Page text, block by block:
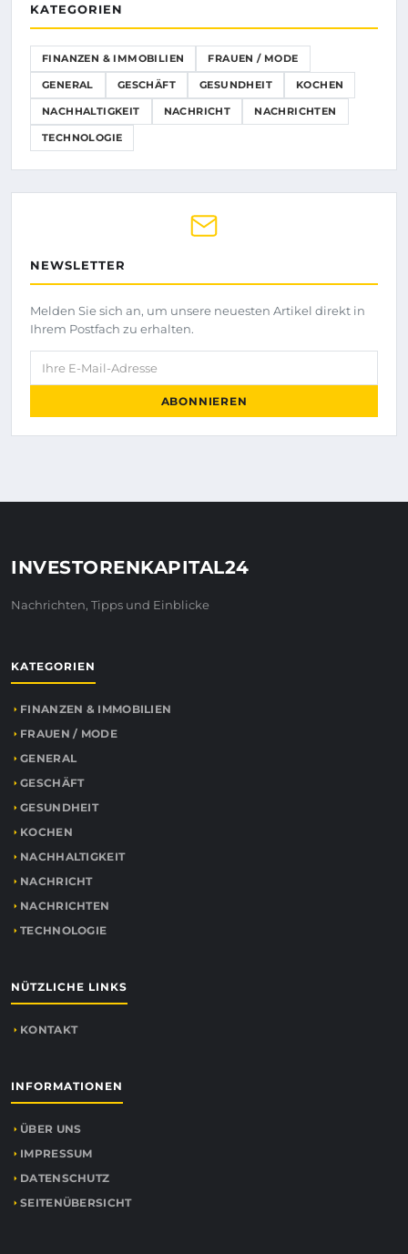
KATEGORIEN
FINANZEN & IMMOBILIEN FRAUEN / MODE
GENERAL GESCHÄFT GESUNDHEIT KOCHEN
NACHHALTIGKEIT NACHRICHT NACHRICHTEN
TECHNOLOGIE
NEWSLETTER
Melden Sie sich an, um unsere neuesten Artikel direkt in
Ihrem Postfach zu erhalten.
Ihre E-Mail-Adresse
ABONNIEREN
INVESTORENKAPITAL24
Nachrichten, Tipps und Einblicke
KATEGORIEN
FINANZEN & IMMOBILIEN
FRAUEN / MODE
GENERAL
GESCHÄFT
GESUNDHEIT
KOCHEN
NACHHALTIGKEIT
NACHRICHT
NACHRICHTEN
TECHNOLOGIE
NÜTZLICHE LINKS
KONTAKT
INFORMATIONEN
ÜBER UNS
IMPRESSUM
DATENSCHUTZ
SEITENÜBERSICHT